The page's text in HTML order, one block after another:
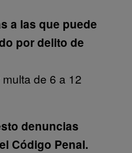
a las que puede
por delito de
de 6 a 12
denuncias
Código Penal.